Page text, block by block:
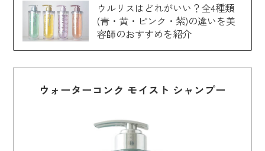
ウルリスはどれがいい？全4種類
(青・黄・ピンク・紫)の違いを美
容師のおすすめを紹介
ウォーターコンク モイスト シャンプー